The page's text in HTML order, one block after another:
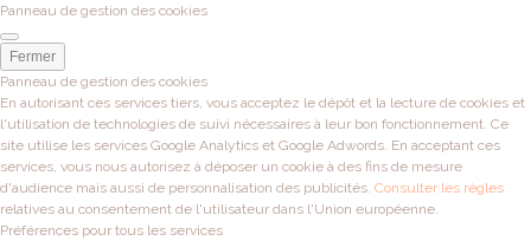
Panneau de gestion des cookies
Fermer
Panneau de gestion des cookies
En autorisant ces services tiers, vous acceptez le dépôt et la lecture de cookies et
l'utilisation de technologies de suivi nécessaires à leur bon fonctionnement. Ce
site utilise les services Google Analytics et Google Adwords. En acceptant ces
services, vous nous autorisez à déposer un cookie à des fins de mesure
d'audience mais aussi de personnalisation des publicités. Consulter les règles
relatives au consentement de l'utilisateur dans l'Union européenne.
Préférences pour tous les services